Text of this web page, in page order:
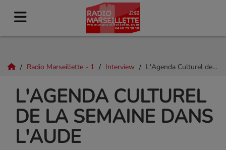
Radio Marseillette - 1 Interview L'Agenda Culturel de la Semaine dans l'Aude
L'AGENDA CULTUREL
DE LA SEMAINE DANS
L'AUDE